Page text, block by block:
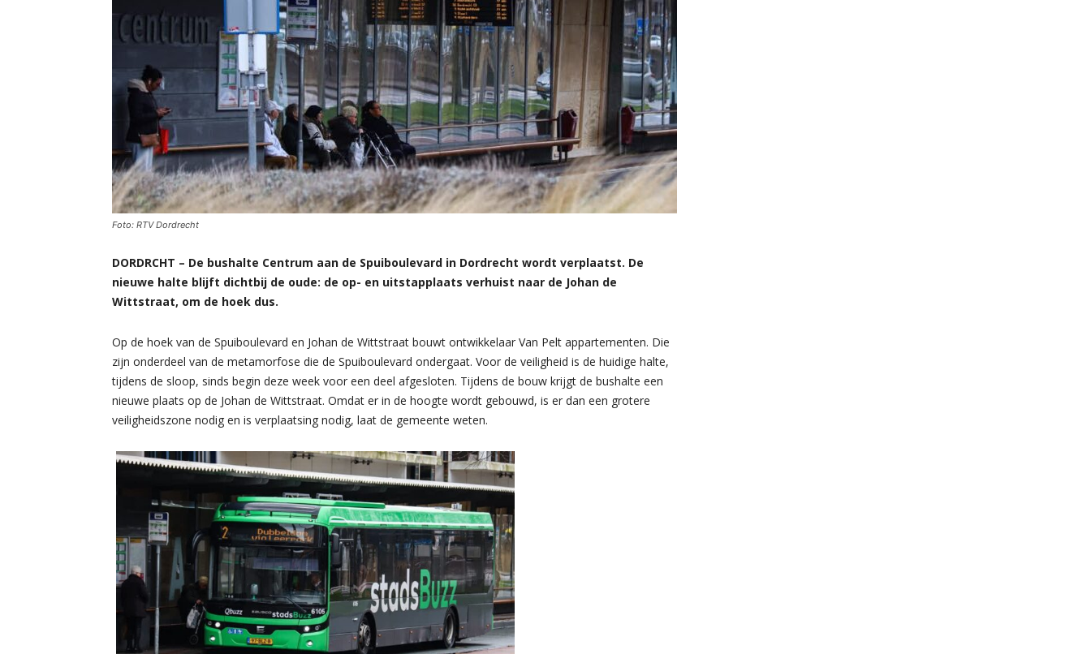
Foto: RTV Dordrecht
DORDRCHT – De bushalte Centrum aan de Spuiboulevard in Dordrecht wordt verplaatst. De
nieuwe halte blijft dichtbij de oude: de op- en uitstapplaats verhuist naar de Johan de
Wittstraat, om de hoek dus.
Op de hoek van de Spuiboulevard en Johan de Wittstraat bouwt ontwikkelaar Van Pelt appartementen. Die
zijn onderdeel van de metamorfose die de Spuiboulevard ondergaat. Voor de veiligheid is de huidige halte,
tijdens de sloop, sinds begin deze week voor een deel afgesloten. Tijdens de bouw krijgt de bushalte een
nieuwe plaats op de Johan de Wittstraat. Omdat er in de hoogte wordt gebouwd, is er dan een grotere
veiligheidszone nodig en is verplaatsing nodig, laat de gemeente weten.